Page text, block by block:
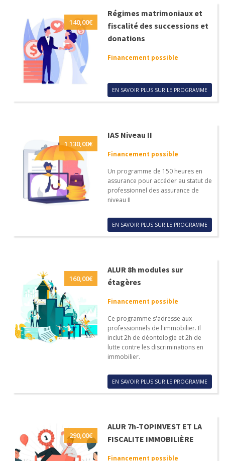
140,00€
Régimes matrimoniaux et
fiscalité des successions et
donations
Financement possible
EN SAVOIR PLUS SUR LE PROGRAMME
1 130,00€
IAS Niveau II
Financement possible
Un programme de 150 heures en
assurance pour accéder au statut de
professionnel des assurance de
niveau II
EN SAVOIR PLUS SUR LE PROGRAMME
160,00€
ALUR 8h modules sur
étagères
Financement possible
Ce programme s'adresse aux
professionnels de l'immobilier. Il
inclut 2h de déontologie et 2h de
lutte contre les discriminations en
immobilier.
EN SAVOIR PLUS SUR LE PROGRAMME
290,00€
ALUR 7h-TOPINVEST ET LA
FISCALITE IMMOBILIÈRE
Financement possible